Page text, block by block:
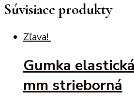
Súvisiace produkty
Zľava!
Gumka
mm strieborná